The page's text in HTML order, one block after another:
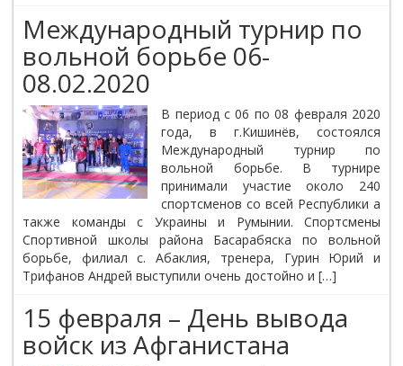
Международный турнир по
вольной борьбе 06-
08.02.2020
В период с 06 по 08 февраля 2020
года, в г.Кишинёв, состоялся
Международный турнир по
вольной борьбе. В турнире
принимали участие около 240
спортсменов со всей Республики а
также команды с Украины и Румынии. Спортсмены
Спортивной школы района Басарабяска по вольной
борьбе, филиал с. Абаклия, тренера, Гурин Юрий и
Трифанов Андрей выступили очень достойно и […]
15 февраля – День вывода
войск из Афганистана